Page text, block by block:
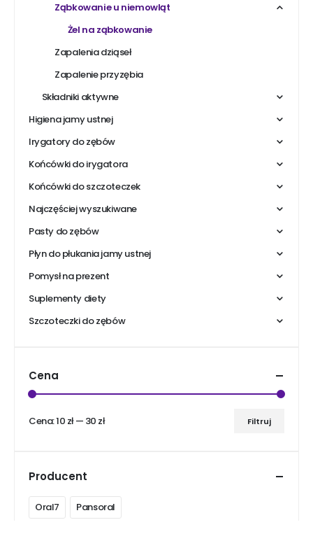
Ząbkowanie u niemowląt
Żel na ząbkowanie
Zapalenia dziąseł
Zapalenie przyzębia
Składniki aktywne
Higiena jamy ustnej
Irygatory do zębów
Końcówki do irygatora
Końcówki do szczoteczek
Najczęściej wyszukiwane
Pasty do zębów
Płyn do płukania jamy ustnej
Pomysł na prezent
Suplementy diety
Szczoteczki do zębów
Cena
Filtruj
Cena:10 zł— 30 zł
Producent
Oral7 Pansoral